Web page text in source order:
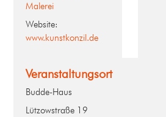
Malerei
Website:
www.kunstkonzil.de
Veranstaltungsort
Budde-Haus
Lützowstraße 19